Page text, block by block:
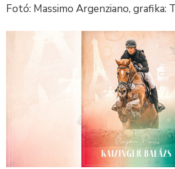
Fotó: Massimo Argenziano, grafika: